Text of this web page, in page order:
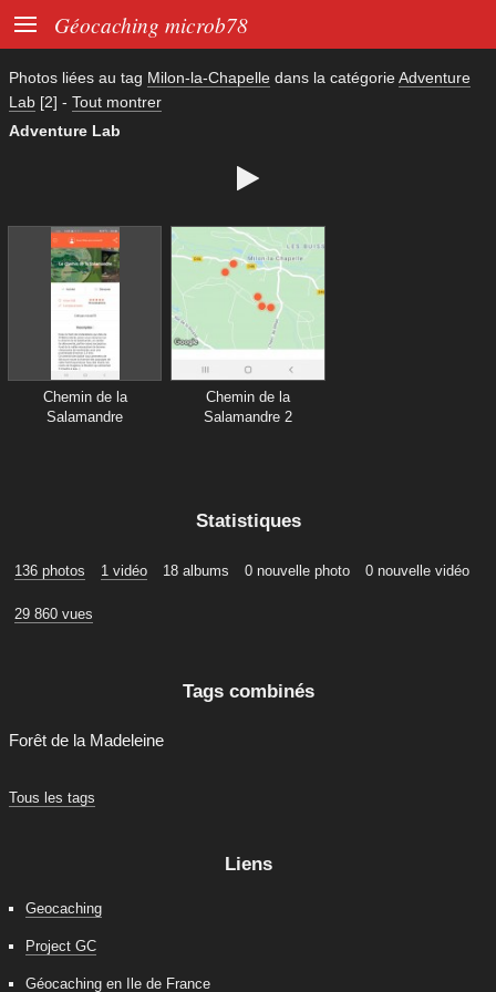
 Géocaching microb78
Photos liées au tag Milon-la-Chapelle dans la catégorieAdventure
Lab [2] - Tout montrer
Adventure Lab

Chemin de la
Salamandre
Chemin de la
Salamandre 2
Statistiques
136 photos 1 vidéo 18 albums 0 nouvelle photo 0 nouvelle vidéo
29 860 vues
Tags combinés
Forêt de la Madeleine
Tous les tags
Liens
Geocaching
Project GC
Géocaching en Ile de France